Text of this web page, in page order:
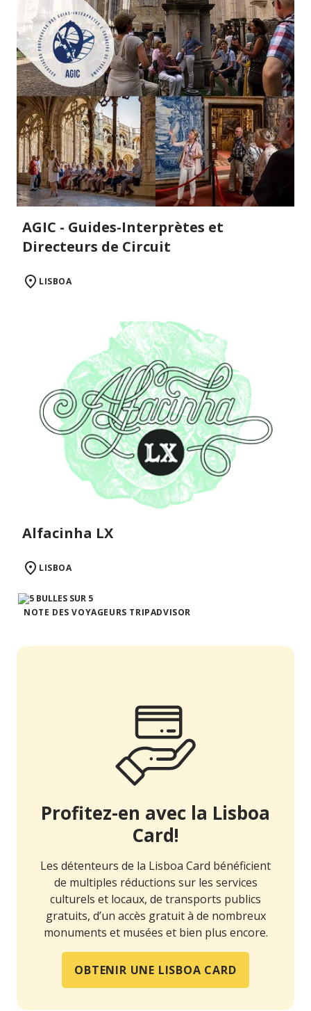
AGIC - Guides-Interprètes et
Directeurs de Circuit
LISBOA
Alfacinha LX
LISBOA
NOTE DES VOYAGEURS TRIPADVISOR
Profitez-en avec la Lisboa
Card!
Les détenteurs de la Lisboa Card bénéficient
de multiples réductions sur les services
culturels et locaux, de transports publics
gratuits, d’un accès gratuit à de nombreux
monuments et musées et bien plus encore.
OBTENIR UNE LISBOA CARD